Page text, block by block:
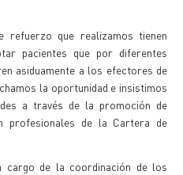
refuerzo que realizamos tienen
pacientes que por diferentes
asiduamente a los efectores de
la oportunidad e insistimos
a través de la promoción de
profesionales de la Cartera de
cargo de la coordinación de los